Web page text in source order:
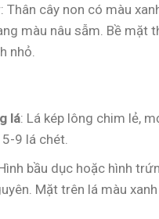
: Thân cây non có màu
màu nâu sẫm. Bề mặt
nhỏ.
lá: Lá kép lông chim lẻ,
9 lá chét.
bầu dục hoặc hình
Mặt trên lá màu